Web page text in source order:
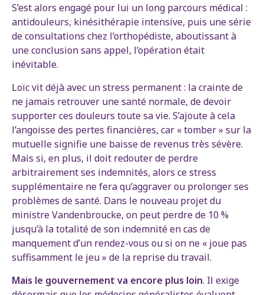
S’est alors engagé pour lui un long parcours médical :
antidouleurs, kinésithérapie intensive, puis une série
de consultations chez l’orthopédiste, aboutissant à
une conclusion sans appel, l’opération était
inévitable.
Loïc vit déjà avec un stress permanent : la crainte de
ne jamais retrouver une santé normale, de devoir
supporter ces douleurs toute sa vie. S’ajoute à cela
l’angoisse des pertes financières, car « tomber » sur la
mutuelle signifie une baisse de revenus très sévère.
Mais si, en plus, il doit redouter de perdre
arbitrairement ses indemnités, alors ce stress
supplémentaire ne fera qu’aggraver ou prolonger ses
problèmes de santé. Dans le nouveau projet du
ministre Vandenbroucke, on peut perdre de 10 %
jusqu’à la totalité de son indemnité en cas de
manquement d’un rendez-vous ou si on ne « joue pas
suffisamment le jeu » de la reprise du travail.
Mais le gouvernement va encore plus loin. Il exige